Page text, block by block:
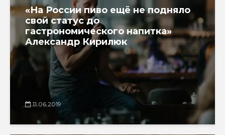
«На России пиво ещё не подняло
свой статус до
гастрономического напитка»
Александр Кирилюк
11.06.2019